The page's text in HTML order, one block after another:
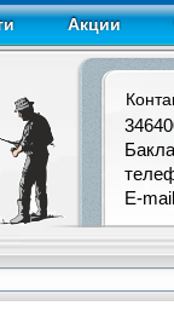
Акции
E-